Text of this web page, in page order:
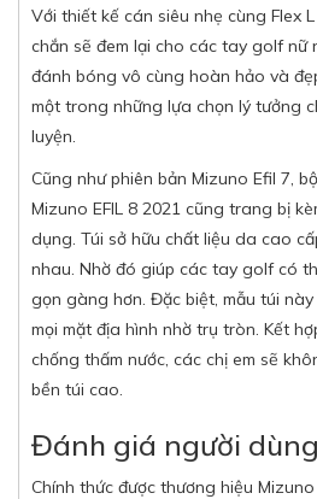
Với thiết kế cán siêu nhẹ cùng Flex
chắn sẽ đem lại cho các tay golf nữ
đánh bóng vô cùng hoàn hảo và
một trong những lựa chọn lý tưởng
luyện.
Cũng như phiên bản Mizuno Efil 7,
Mizuno EFIL 8 2021 cũng trang bị
dụng. Túi sở hữu chất liệu da cao
nhau. Nhờ đó giúp các tay golf có
gọn gàng hơn. Đặc biệt, mẫu túi
mọi mặt địa hình nhờ trụ tròn. Kết
chống thấm nước, các chị em sẽ
bền túi cao.
Đánh giá người
Chính thức được thương hiệu